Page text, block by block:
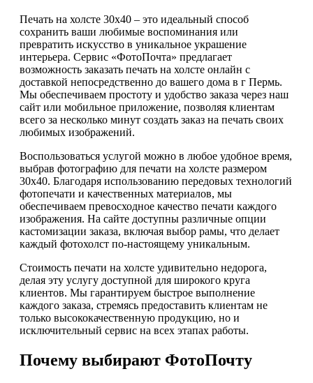
Печать на холсте 30х40 – это идеальный способ
сохранить ваши любимые воспоминания или
превратить искусство в уникальное украшение
интерьера. Сервис «ФотоПочта» предлагает
возможность заказать печать на холсте онлайн с
доставкой непосредственно до вашего дома в г Пермь.
Мы обеспечиваем простоту и удобство заказа через наш
сайт или мобильное приложение, позволяя клиентам
всего за несколько минут создать заказ на печать своих
любимых изображений.
Воспользоваться услугой можно в любое удобное время,
выбрав фотографию для печати на холсте размером
30х40. Благодаря использованию передовых технологий
фотопечати и качественных материалов, мы
обеспечиваем превосходное качество печати каждого
изображения. На сайте доступны различные опции
кастомизации заказа, включая выбор рамы, что делает
каждый фотохолст по-настоящему уникальным.
Стоимость печати на холсте удивительно недорога,
делая эту услугу доступной для широкого круга
клиентов. Мы гарантируем быстрое выполнение
каждого заказа, стремясь предоставить клиентам не
только высококачественную продукцию, но и
исключительный сервис на всех этапах работы.
Почему выбирают ФотоПочту